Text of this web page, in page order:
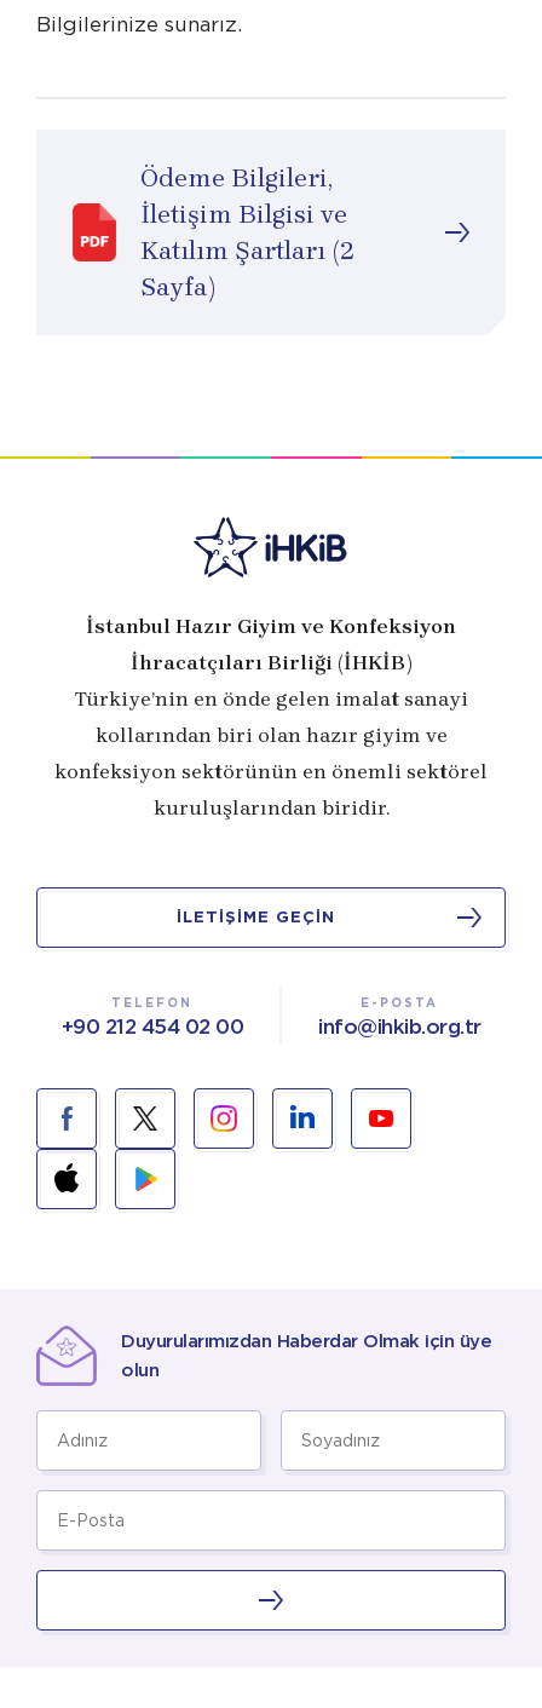
Bilgilerinize sunarız.
Ödeme Bilgileri,
İletişim Bilgisi ve
Katılım Şartları (2
Sayfa)
İstanbul Hazır Giyim ve Konfeksiyon
İhracatçıları Birliği (İHKİB)
Türkiye’nin en önde gelen imalat sanayi
kollarından biri olan hazır giyim ve
konfeksiyon sektörünün en önemli sektörel
kuruluşlarından biridir.
İLETİŞİME GEÇİN
TELEFON
+90 212 454 02 00
E-POSTA
info@ihkib.org.tr
Duyurularımızdan Haberdar Olmak için üye
olun